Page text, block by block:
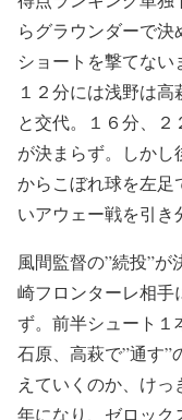
らグラウンダーで
ショートを撃てな
１２分には浅野は
と交代。１６分、２
が決まらず。しか
からこぼれ球を左足
いアウェー戦を引き
風間監督の”続投”
崎フロンターレ相手
ず。前半シュート１
石原、高萩で”通す”
えていくのか、けっ
年になり、ゼロック